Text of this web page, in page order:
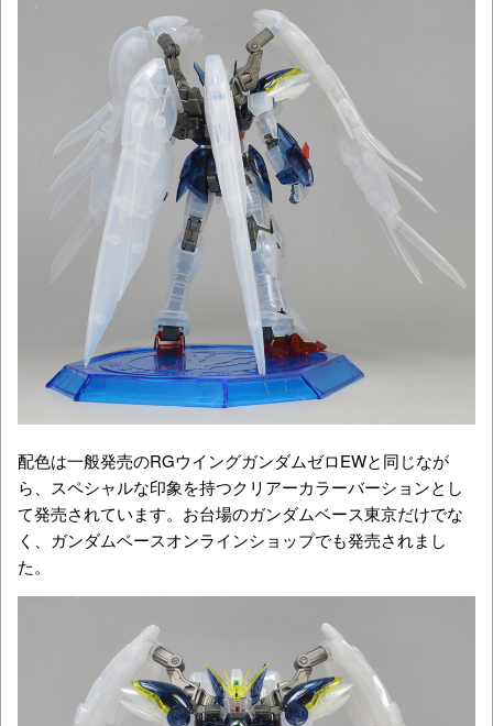
配色は一般発売のRGウイングガンダムゼロEWと同じなが
ら、スペシャルな印象を持つクリアーカラーバーションとし
て発売されています。お台場のガンダムベース東京だけでな
く、ガンダムベースオンラインショップでも発売されまし
た。